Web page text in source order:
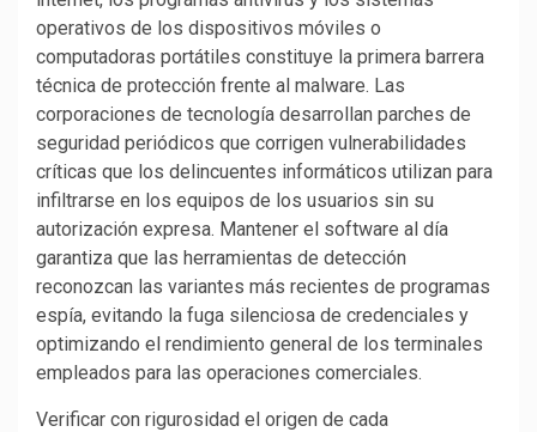
operativos de los dispositivos móviles o
computadoras portátiles constituye la primera barrera
técnica de protección frente al malware. Las
corporaciones de tecnología desarrollan parches de
seguridad periódicos que corrigen vulnerabilidades
críticas que los delincuentes informáticos utilizan para
infiltrarse en los equipos de los usuarios sin su
autorización expresa. Mantener el software al día
garantiza que las herramientas de detección
reconozcan las variantes más recientes de programas
espía, evitando la fuga silenciosa de credenciales y
optimizando el rendimiento general de los terminales
empleados para las operaciones comerciales.
Verificar con rigurosidad el origen de cada